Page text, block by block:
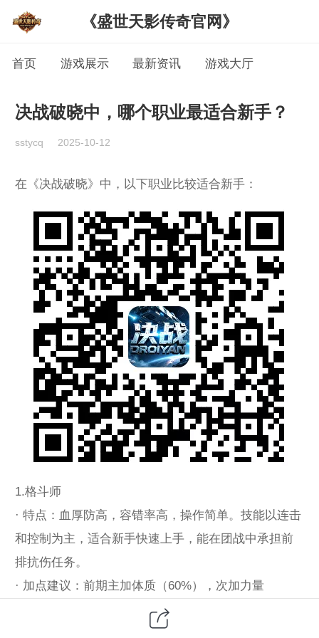
《盛世天影传奇官网》
首页 游戏展示 最新资讯 游戏大厅
决战破晓中，哪个职业最适合新手？
sstycq 2025-10-12
在《决战破晓》中，以下职业比较适合新手：
1.格斗师
· 特点：血厚防高，容错率高，操作简单。技能以连击
和控制为主，适合新手快速上手，能在团战中承担前
排抗伤任务。
· 加点建议：前期主加体质（60%），次加力量
（20%），少量敏捷（20%），提升生存能力。